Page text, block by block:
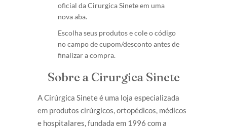
oficial da Cirurgica Sinete em uma
nova aba.
Escolha seus produtos e cole o código
no campo de cupom/desconto antes de
finalizar a compra.
Sobre a Cirurgica Sinete
A Cirúrgica Sinete é uma loja especializada
em produtos cirúrgicos, ortopédicos, médicos
e hospitalares, fundada em 1996 com a